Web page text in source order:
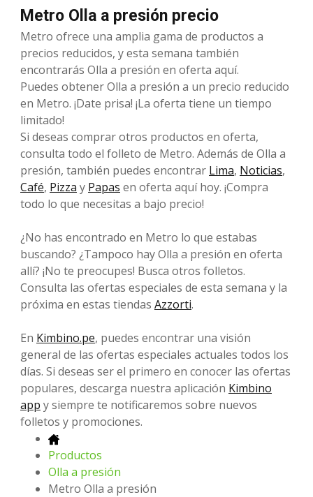
Metro Olla a presión precio
Metro ofrece una amplia gama de productos a
precios reducidos, y esta semana también
encontrarás Olla a presión en oferta aquí.
Puedes obtener Olla a presión a un precio reducido
en Metro. ¡Date prisa! ¡La oferta tiene un tiempo
limitado!
Si deseas comprar otros productos en oferta,
consulta todo el folleto de Metro. Además de Olla a
presión, también puedes encontrar Lima, Noticias,
Café, Pizza y Papas en oferta aquí hoy. ¡Compra
todo lo que necesitas a bajo precio!
¿No has encontrado en Metro lo que estabas
buscando? ¿Tampoco hay Olla a presión en oferta
allí? ¡No te preocupes! Busca otros folletos.
Consulta las ofertas especiales de esta semana y la
próxima en estas tiendas Azzorti.
En Kimbino.pe, puedes encontrar una visión
general de las ofertas especiales actuales todos los
días. Si deseas ser el primero en conocer las ofertas
populares, descarga nuestra aplicación Kimbino
app y siempre te notificaremos sobre nuevos
folletos y promociones.
Productos
Olla a presión
Metro Olla a presión